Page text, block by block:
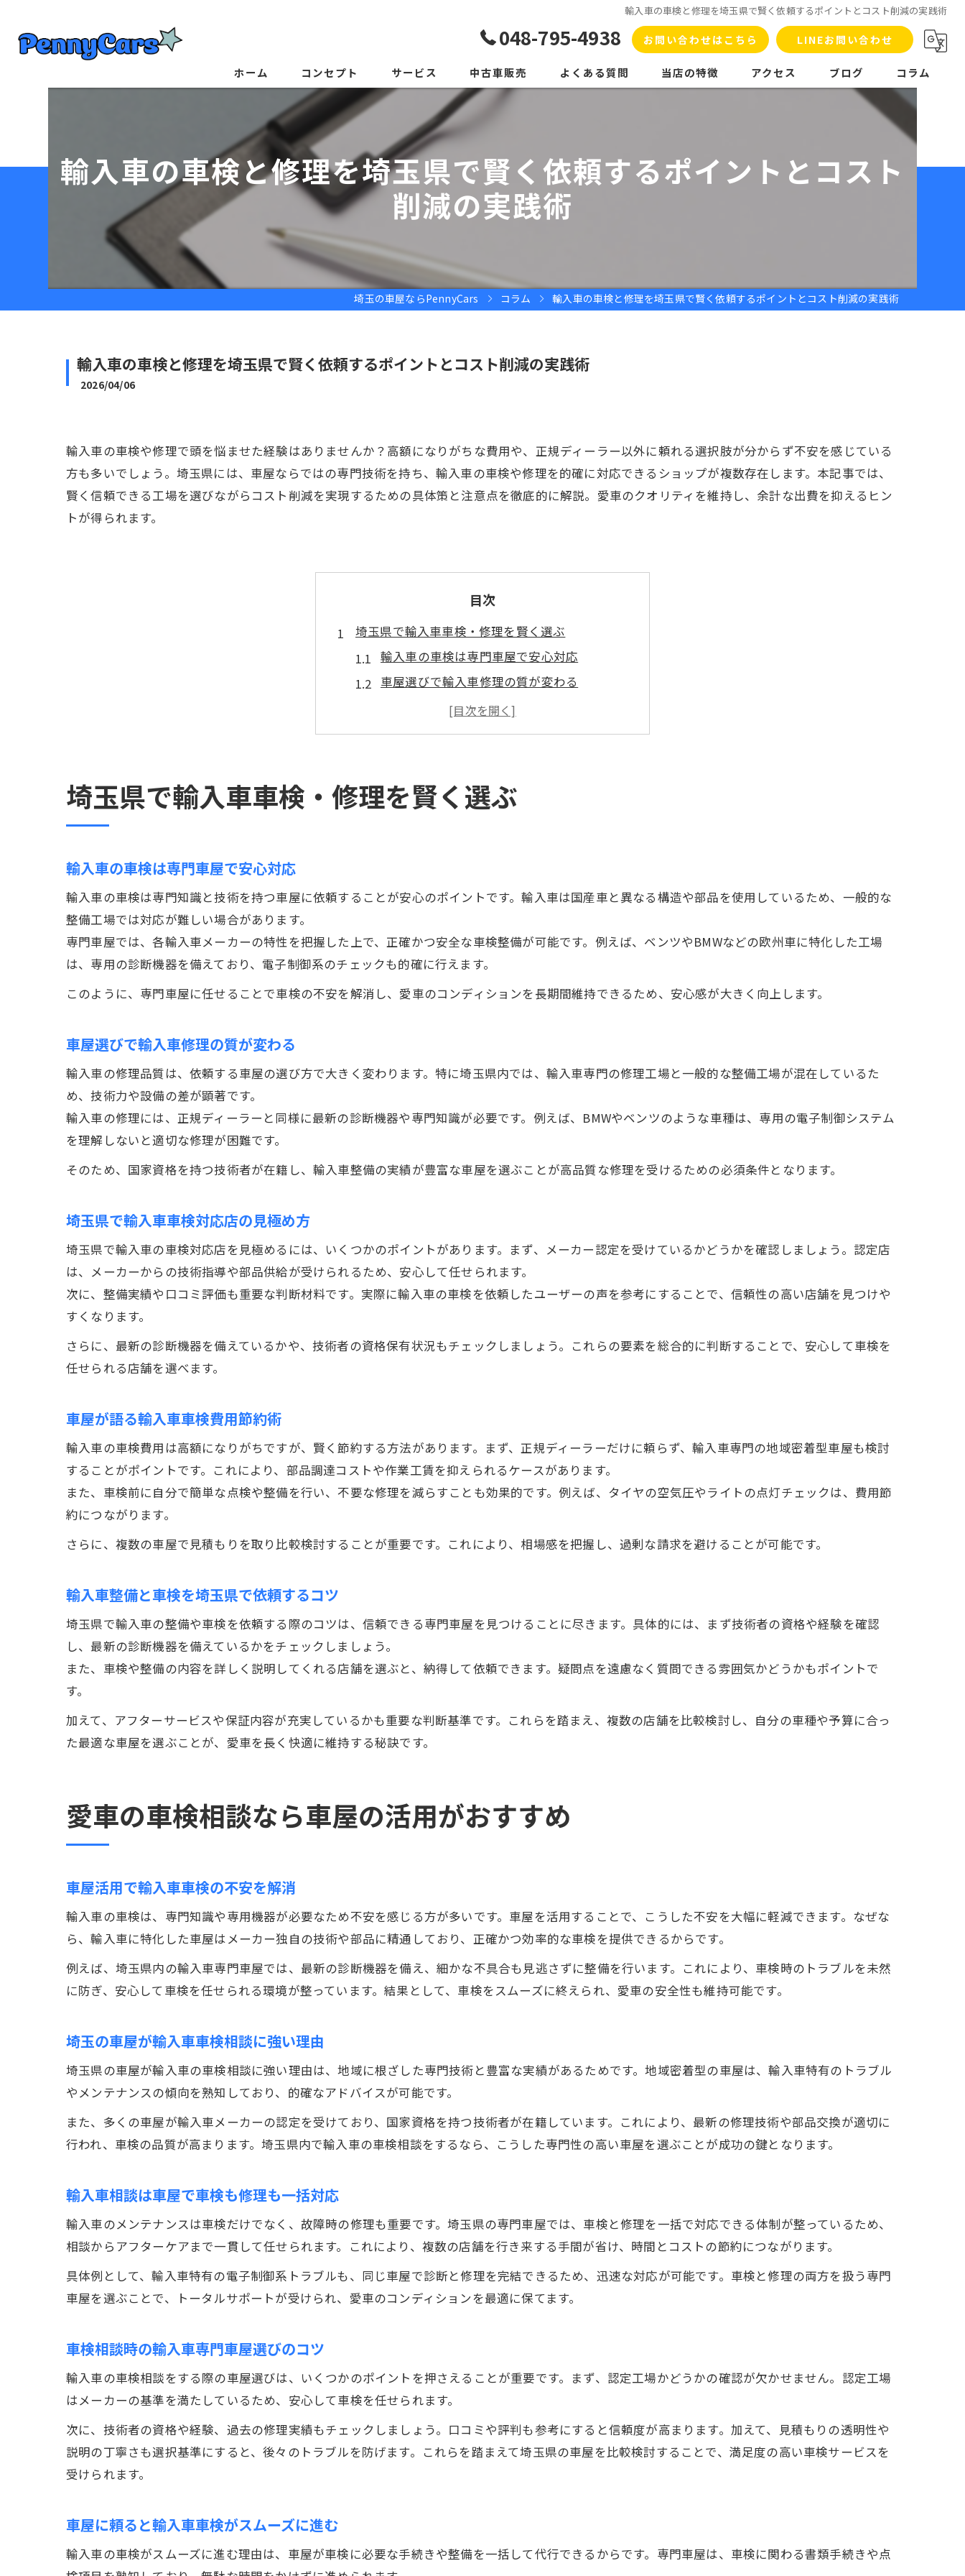
輸入車の車検と修理を埼玉県で賢く依頼するポイントとコスト削減の実践術
048-795-4938 お問い合わせはこちら LINEお問い合わせ
ホーム コンセプト サービス 中古車販売 よくある質問 当店の特徴
洗車
アクセス ブログ コラム
輸入車の車検と修理を埼玉県で賢く依頼するポイントとコスト
削減の実践術
埼玉の車屋ならPennyCars コラム 輸入車の車検と修理を埼玉県で賢く依頼するポイントとコスト削減の実践術
輸入車の車検と修理を埼玉県で賢く依頼するポイントとコスト削減の実践術
2026/04/06
輸入車の車検や修理で頭を悩ませた経験はありませんか？高額になりがちな費用や、正規ディーラー以外に頼れる選択肢が分からず不安を感じている
方も多いでしょう。埼玉県には、車屋ならではの専門技術を持ち、輸入車の車検や修理を的確に対応できるショップが複数存在します。本記事では、
賢く信頼できる工場を選びながらコスト削減を実現するための具体策と注意点を徹底的に解説。愛車のクオリティを維持し、余計な出費を抑えるヒン
トが得られます。
目次
埼玉県で輸入車車検・修理を賢く選ぶ
輸入車の車検は専門車屋で安心対応
車屋選びで輸入車修理の質が変わる
埼玉県で輸入車車検対応店の見極め方
車屋が語る輸入車車検費用節約術
愛車の車検相談なら車屋の活用がおすすめ
車屋活用で輸入車車検の不安を解消
車屋に頼ると輸入車車検がスムーズに進む
輸入車車検をお得にする埼玉県のコツ
車屋の比較で輸入車車検費用を抑える方法
車屋が教える輸入車修理の賢い依頼術
輸入車修理は車屋選びで費用が変わる
車屋視点で見る輸入車修理の注意点
車屋と連携した輸入車のトラブル予防法
輸入車トラブルは埼玉県の車屋が強い味方
埼玉県で実践する輸入車車検費用削減法
車屋相談で分かる輸入車車検費用の内訳
埼玉県で輸入車車検・修理を賢く選ぶ
輸入車の車検は専門車屋で安心対応
輸入車の車検は専門知識と技術を持つ車屋に依頼することが安心のポイントです。輸入車は国産車と異なる構造や部品を使用しているため、一般的な
整備工場では対応が難しい場合があります。
専門車屋では、各輸入車メーカーの特性を把握した上で、正確かつ安全な車検整備が可能です。例えば、ベンツやBMWなどの欧州車に特化した工場
は、専用の診断機器を備えており、電子制御系のチェックも的確に行えます。
このように、専門車屋に任せることで車検の不安を解消し、愛車のコンディションを長期間維持できるため、安心感が大きく向上します。
車屋選びで輸入車修理の質が変わる
輸入車の修理品質は、依頼する車屋の選び方で大きく変わります。特に埼玉県内では、輸入車専門の修理工場と一般的な整備工場が混在しているた
め、技術力や設備の差が顕著です。
輸入車の修理には、正規ディーラーと同様に最新の診断機器や専門知識が必要です。例えば、BMWやベンツのような車種は、専用の電子制御システム
を理解しないと適切な修理が困難です。
そのため、国家資格を持つ技術者が在籍し、輸入車整備の実績が豊富な車屋を選ぶことが高品質な修理を受けるための必須条件となります。
埼玉県で輸入車車検対応店の見極め方
埼玉県で輸入車の車検対応店を見極めるには、いくつかのポイントがあります。まず、メーカー認定を受けているかどうかを確認しましょう。認定店
は、メーカーからの技術指導や部品供給が受けられるため、安心して任せられます。
次に、整備実績や口コミ評価も重要な判断材料です。実際に輸入車の車検を依頼したユーザーの声を参考にすることで、信頼性の高い店舗を見つけや
すくなります。
さらに、最新の診断機器を備えているかや、技術者の資格保有状況もチェックしましょう。これらの要素を総合的に判断することで、安心して車検を
任せられる店舗を選べます。
車屋が語る輸入車車検費用節約術
輸入車の車検費用は高額になりがちですが、賢く節約する方法があります。まず、正規ディーラーだけに頼らず、輸入車専門の地域密着型車屋も検討
することがポイントです。これにより、部品調達コストや作業工賃を抑えられるケースがあります。
また、車検前に自分で簡単な点検や整備を行い、不要な修理を減らすことも効果的です。例えば、タイヤの空気圧やライトの点灯チェックは、費用節
約につながります。
さらに、複数の車屋で見積もりを取り比較検討することが重要です。これにより、相場感を把握し、過剰な請求を避けることが可能です。
輸入車整備と車検を埼玉県で依頼するコツ
埼玉県で輸入車の整備や車検を依頼する際のコツは、信頼できる専門車屋を見つけることに尽きます。具体的には、まず技術者の資格や経験を確認
し、最新の診断機器を備えているかをチェックしましょう。
また、車検や整備の内容を詳しく説明してくれる店舗を選ぶと、納得して依頼できます。疑問点を遠慮なく質問できる雰囲気かどうかもポイントで
す。
加えて、アフターサービスや保証内容が充実しているかも重要な判断基準です。これらを踏まえ、複数の店舗を比較検討し、自分の車種や予算に合っ
た最適な車屋を選ぶことが、愛車を長く快適に維持する秘訣です。
愛車の車検相談なら車屋の活用がおすすめ
車屋活用で輸入車車検の不安を解消
輸入車の車検は、専門知識や専用機器が必要なため不安を感じる方が多いです。車屋を活用することで、こうした不安を大幅に軽減できます。なぜな
ら、輸入車に特化した車屋はメーカー独自の技術や部品に精通しており、正確かつ効率的な車検を提供できるからです。
例えば、埼玉県内の輸入車専門車屋では、最新の診断機器を備え、細かな不具合も見逃さずに整備を行います。これにより、車検時のトラブルを未然
に防ぎ、安心して車検を任せられる環境が整っています。結果として、車検をスムーズに終えられ、愛車の安全性も維持可能です。
埼玉の車屋が輸入車車検相談に強い理由
埼玉県の車屋が輸入車の車検相談に強い理由は、地域に根ざした専門技術と豊富な実績があるためです。地域密着型の車屋は、輸入車特有のトラブル
やメンテナンスの傾向を熟知しており、的確なアドバイスが可能です。
また、多くの車屋が輸入車メーカーの認定を受けており、国家資格を持つ技術者が在籍しています。これにより、最新の修理技術や部品交換が適切に
行われ、車検の品質が高まります。埼玉県内で輸入車の車検相談をするなら、こうした専門性の高い車屋を選ぶことが成功の鍵となります。
輸入車相談は車屋で車検も修理も一括対応
輸入車のメンテナンスは車検だけでなく、故障時の修理も重要です。埼玉県の専門車屋では、車検と修理を一括で対応できる体制が整っているため、
相談からアフターケアまで一貫して任せられます。これにより、複数の店舗を行き来する手間が省け、時間とコストの節約につながります。
具体例として、輸入車特有の電子制御系トラブルも、同じ車屋で診断と修理を完結できるため、迅速な対応が可能です。車検と修理の両方を扱う専門
車屋を選ぶことで、トータルサポートが受けられ、愛車のコンディションを最適に保てます。
車検相談時の輸入車専門車屋選びのコツ
輸入車の車検相談をする際の車屋選びは、いくつかのポイントを押さえることが重要です。まず、認定工場かどうかの確認が欠かせません。認定工場
はメーカーの基準を満たしているため、安心して車検を任せられます。
次に、技術者の資格や経験、過去の修理実績もチェックしましょう。口コミや評判も参考にすると信頼度が高まります。加えて、見積もりの透明性や
説明の丁寧さも選択基準にすると、後々のトラブルを防げます。これらを踏まえて埼玉県の車屋を比較検討することで、満足度の高い車検サービスを
受けられます。
車屋に頼ると輸入車車検がスムーズに進む
輸入車の車検がスムーズに進む理由は、車屋が車検に必要な手続きや整備を一括して代行できるからです。専門車屋は、車検に関わる書類手続きや点